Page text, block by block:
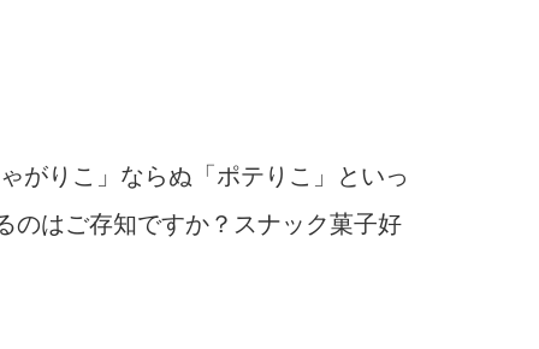
がりこ」ならぬ「ポテりこ」といっ
のはご存知ですか？スナック菓子好